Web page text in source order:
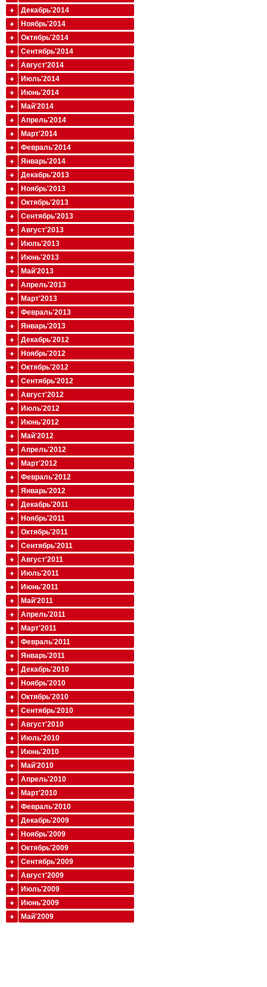
Декабрь'2014
Ноябрь'2014
Октябрь'2014
Сентябрь'2014
Август'2014
Июль'2014
Июнь'2014
Май'2014
Апрель'2014
Март'2014
Февраль'2014
Январь'2014
Декабрь'2013
Ноябрь'2013
Октябрь'2013
Сентябрь'2013
Август'2013
Июль'2013
Июнь'2013
Май'2013
Апрель'2013
Март'2013
Февраль'2013
Январь'2013
Декабрь'2012
Ноябрь'2012
Октябрь'2012
Сентябрь'2012
Август'2012
Июль'2012
Июнь'2012
Май'2012
Апрель'2012
Март'2012
Февраль'2012
Январь'2012
Декабрь'2011
Ноябрь'2011
Октябрь'2011
Сентябрь'2011
Август'2011
Июль'2011
Июнь'2011
Май'2011
Апрель'2011
Март'2011
Февраль'2011
Январь'2011
Декабрь'2010
Ноябрь'2010
Октябрь'2010
Сентябрь'2010
Август'2010
Июль'2010
Июнь'2010
Май'2010
Апрель'2010
Март'2010
Февраль'2010
Декабрь'2009
Ноябрь'2009
Октябрь'2009
Сентябрь'2009
Август'2009
Июль'2009
Июнь'2009
Май'2009